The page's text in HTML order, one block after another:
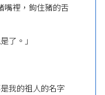
嘴裡，鉤住豬的舌
了。」
我的祖人的名字